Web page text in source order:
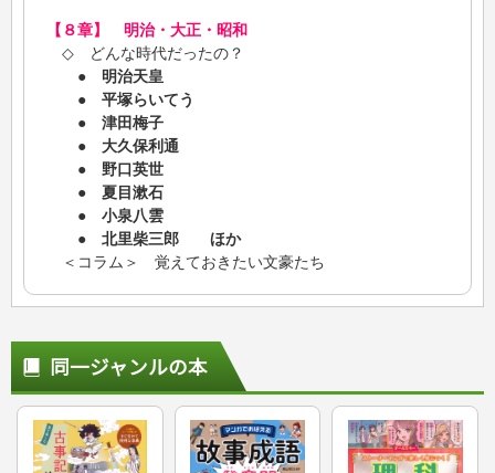
【８章】 明治・大正・昭和
◇ どんな時代だったの？
● 明治天皇
● 平塚らいてう
● 津田梅子
● 大久保利通
● 野口英世
● 夏目漱石
● 小泉八雲
● 北里柴三郎 ほか
＜コラム＞ 覚えておきたい文豪たち
同一ジャンルの本